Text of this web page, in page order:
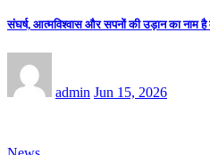
संघर्ष, आत्मविश्वास और सपनों की उड़ान का नाम है
admin Jun 15, 2026